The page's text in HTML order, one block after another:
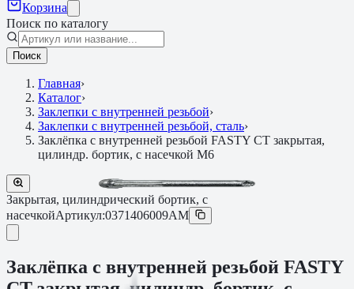
Корзина
Поиск по каталогу
Поиск
Главная›
Каталог›
Заклепки с внутренней резьбой›
Заклепки с внутренней резьбой, сталь›
Заклёпка с внутренней резьбой FASTY СТ закрытая,
цилиндр. бортик, с насечкой М6
Закрытая, цилиндрический бортик, с
насечкойАртикул:0371406009AM
Заклёпка с внутренней резьбой FASTY